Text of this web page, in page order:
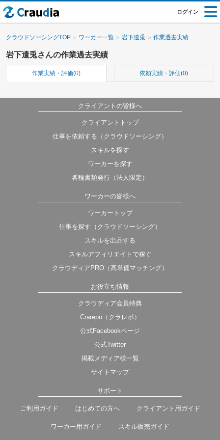
ログイン
クラウドソーシングTOP ワーカー一覧 岩下遣兎 作業過去実績
岩下遣兎さんの作業過去実績
作業実績・評価(0) 依頼実績・評価(0)
クライアントの皆様へ
クライアントトップ
仕事を依頼する（クラウドソーシング）
スキルを探す
ワーカーを探す
各種書類発行（法人限定）
ワーカーの皆様へ
ワーカートップ
仕事を探す（クラウドソーシング）
スキルを出品する
スキルアフィリエイトで稼ぐ
クラウディアPRO（高単価マッチング）
お役立ち情報
クラウディア会員特典
Crarepo（クラレポ）
公式Facebookページ
公式Twitter
掲載メディア様一覧
サイトマップ
サポート
ご利用ガイド はじめての方へ クライアント用ガイド
ワーカー用ガイド スキル販売ガイド